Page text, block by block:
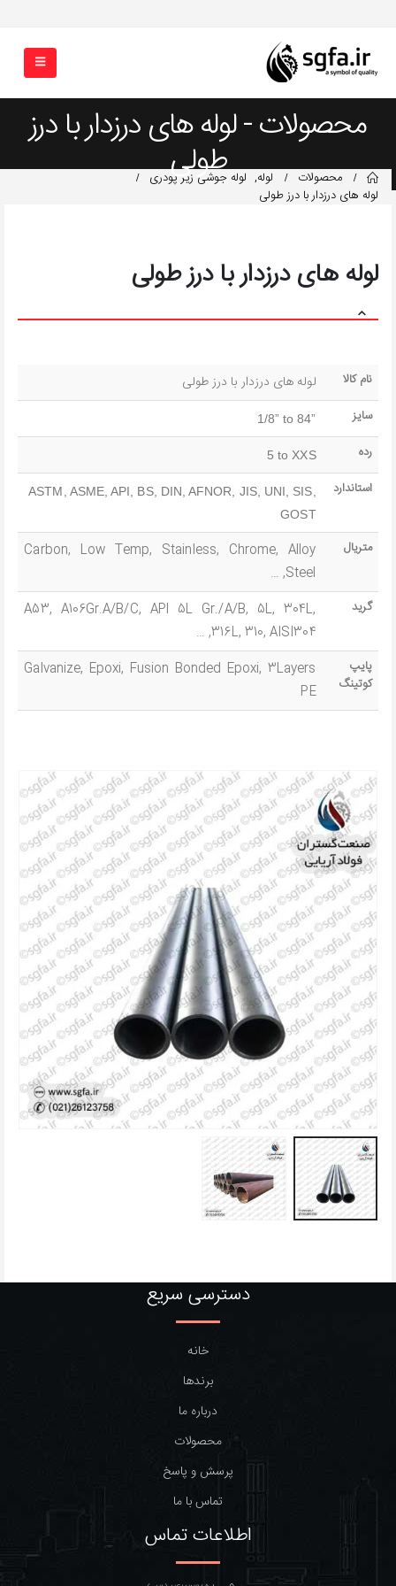
محصولات - لوله های درزدار با درز
طولی محصولات لوله, لوله جوشی زیر پودری
لوله های درزدار با درز طولی
لوله های درزدار با درز طولی
نام کالا لوله های درزدار با درز طولی
سایز 1/8” to 84”
رده 5 to XXS
استاندارد
ASTM, ASME, API, BS, DIN, AFNOR, JIS, UNI, SIS,
GOST
متریال
Carbon, Low Temp, Stainless, Chrome, Alloy
Steel, …
گرید
A53, A106Gr.A/B/C, APl 5L Gr./A/B, 5L, 304L,
316L, 310, AISI304, …
پایپ
کوتینگ
Galvanize, Epoxi, Fusion Bonded Epoxi, 3Layers
PE
دسترسی سریع
خانه
برندها
درباره ما
محصولات
پرسش و پاسخ
تماس با ما
اطلاعات تماس